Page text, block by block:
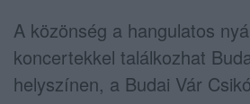
A közönség a hangulatos
koncertekkel találkozhat
helyszínen, a Budai Vár